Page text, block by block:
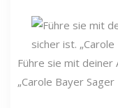
Führe sie mit deiner
„Carole Bayer Sager